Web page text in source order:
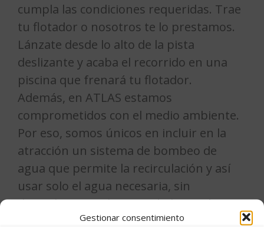
Gestionar consentimiento
cumpla las condiciones requeridas. Trae
tu flotador o nosotros te lo prestamos.
Lánzate desde lo alto de la pista
deslizante y acaba el recorrido en una
piscina que frenará tu flotador.
Además, en ATLAS estamos
comprometidos con el medio ambiente.
Por eso, somos únicos en incluir en la
atracción un sistema de bombeo de
agua que permite la recirculación y así
usar solo el agua necesaria, sin
derrochar grandes cantidades en época